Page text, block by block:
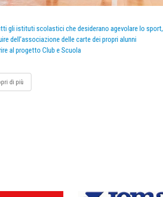
gli istituti scolastici che desiderano agevolare lo sport,
dell’associazione delle carte dei propri alunni
al progetto Club e Scuola
di più